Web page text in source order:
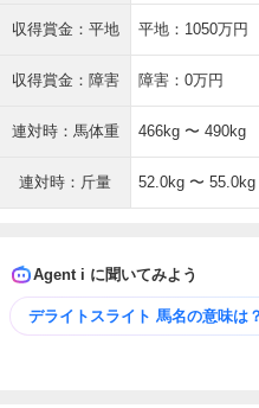
収得賞金：平地 平地：1050万円
収得賞金：障害 障害：0万円
連対時：馬体重 466kg 〜 490kg
連対時：斤量 52.0kg 〜 55.0kg
Agent i に聞いてみよう
デライトスライト 馬名の意味は？